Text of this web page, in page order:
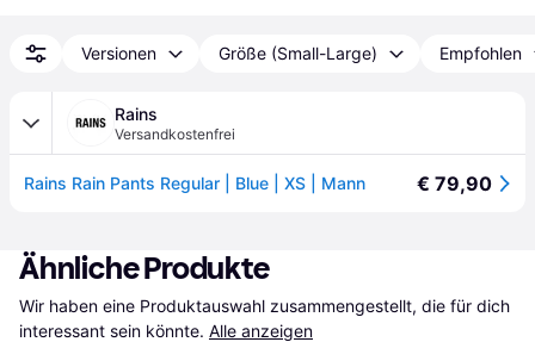
Versionen Größe (Small-Large) Empfohlen
Rains
Versandkostenfrei
Rains Rain Pants Regular | Blue | XS | Mann € 79,90
Ähnliche Produkte
Wir haben eine Produktauswahl zusammengestellt, die für dich
interessant sein könnte. Alle anzeigen